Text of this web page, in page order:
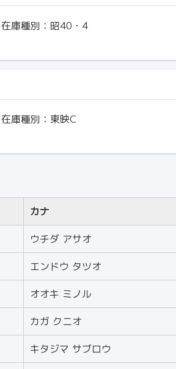
在庫種別： 昭40・4
在庫種別：東映C
カナ
ウチダ アサオ
エンドウ タツオ
オオキ ミノル
カガ クニオ
キタジマ サブロウ